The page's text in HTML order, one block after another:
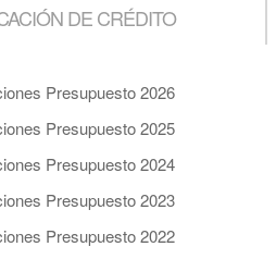
DE CRÉDITO
Presupuesto 2026
Presupuesto 2025
Presupuesto 2024
Presupuesto 2023
Presupuesto 2022